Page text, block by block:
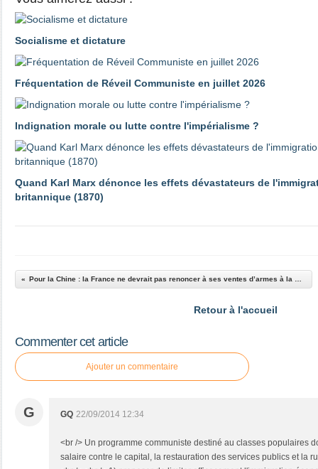
Socialisme et dictature
Fréquentation de Réveil Communiste en juillet 2026
Indignation morale ou lutte contre l'impérialisme ?
Quand Karl Marx dénonce les effets dévastateurs de
britannique (1870)
Retour à l'accueil
Commenter cet article
Ajouter un commentaire
G GQ 22/09/2014 12:34
<br /> Un programme communiste destiné au classes populaires
salaire contre le capital, la restauration des services publics et la